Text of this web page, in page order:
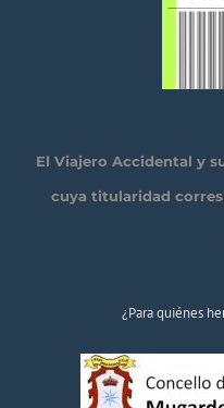
El Viajero Accidental y
cuya titularidad
¿Para quiénes